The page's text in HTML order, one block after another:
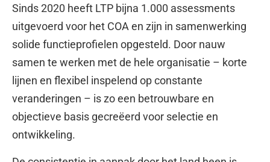
Sinds 2020 heeft LTP bijna 1.000 assessments
uitgevoerd voor het COA en zijn in samenwerking
solide functieprofielen opgesteld. Door nauw
samen te werken met de hele organisatie – korte
lijnen en flexibel inspelend op constante
veranderingen – is zo een betrouwbare en
objectieve basis gecreëerd voor selectie en
ontwikkeling.